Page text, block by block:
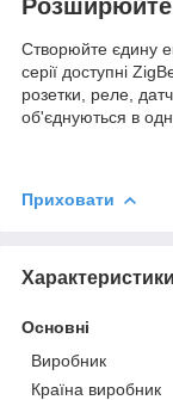
Розширюйте
Створюйте єдину
серії доступні
розетки, реле,
об'єднуються в
Приховати
Характеристики
Основні
Виробник
Країна виробник